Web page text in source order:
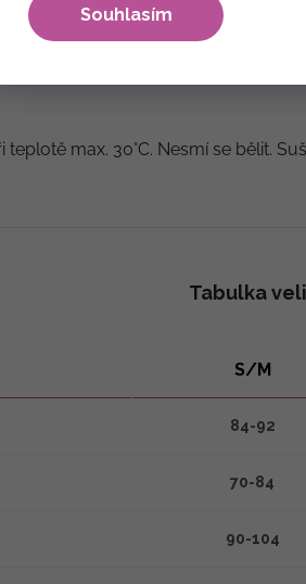
Souhlasím
% - tzv. indické umělé hedvábí
max. 30°C. Nesmí se bělit.
Tabulka
S/M
84-92
70-84
90-104